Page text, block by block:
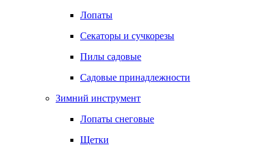
Лопаты
Секаторы и сучкорезы
Пилы садовые
Садовые принадлежности
Зимний инструмент
Лопаты снеговые
Щетки